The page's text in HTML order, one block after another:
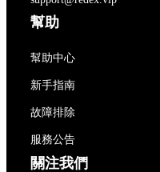
幫助
幫助中心
新手指南
故障排除
服務公告
關注我們